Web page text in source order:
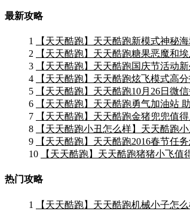
最新攻略
1
【天天酷跑】天天酷跑新模式神秘
2
【天天酷跑】天天酷跑糖果恶魔和
3
【天天酷跑】天天酷跑国庆节活动
4
【天天酷跑】天天酷跑炫飞模式高
5
【天天酷跑】天天酷跑10月26日微
6
【天天酷跑】天天酷跑勇气加油站
7
【天天酷跑】天天酷跑金猪兜兜值
8
【天天酷跑小丑怎么样】天天酷跑
9
【天天酷跑】天天酷跑2016春节任
10
【天天酷跑】天天酷跑猪猪小飞值
热门攻略
1
【天天酷跑】天天酷跑机械小子怎